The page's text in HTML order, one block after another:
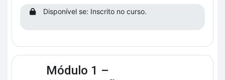
Disponível se: Inscrito no curso.
Módulo 1 –